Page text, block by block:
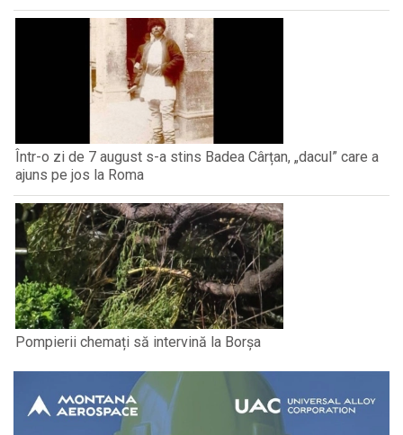
Într-o zi de 7 august s-a stins Badea Cârțan, „dacul” care a
ajuns pe jos la Roma
Pompierii chemați să intervină la Borșa